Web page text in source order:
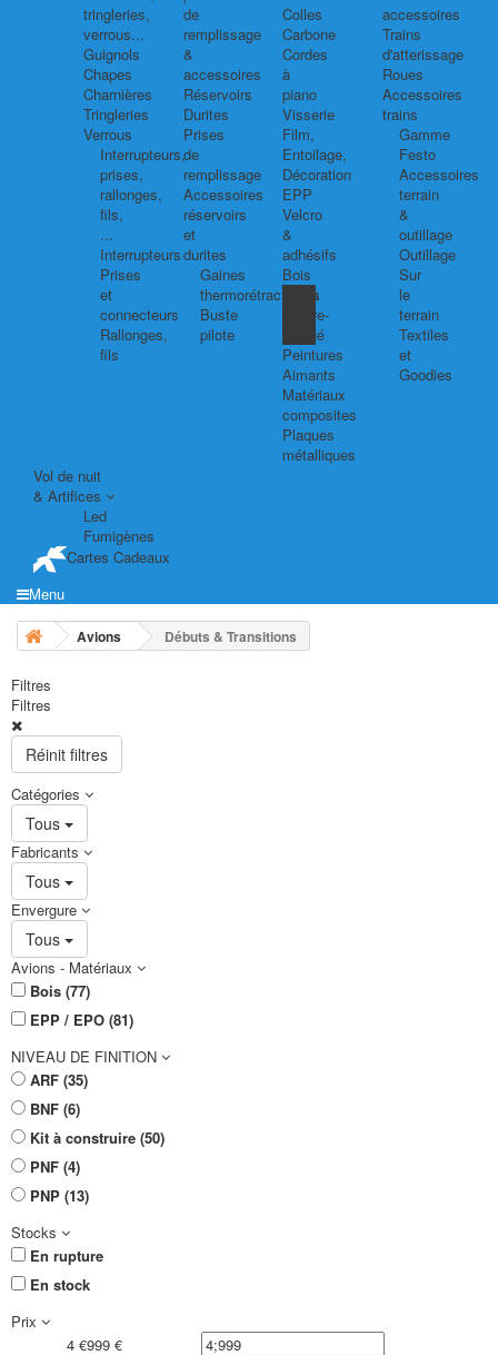
tringleries,
verrous...
Guignols
Chapes
Charnières
Tringleries
Verrous
Interrupteurs,
prises,
rallonges,
fils,
...
Interrupteurs
Prises
et
connecteurs
Rallonges,
fils
de
remplissage
&
accessoires
Réservoirs
Durites
Prises
de
remplissage
Accessoires
réservoirs
et
durites
Gaines
thermorétractables
Buste
pilote
Colles
Carbone
Cordes
à
piano
Visserie
Film,
Entoilage,
Décoration
EPP
Velcro
&
adhésifs
Bois
Balsa
Contre-
plaqué
Peintures
Aimants
Matériaux
composites
Plaques
métalliques
accessoires
Trains
d'atterissage
Roues
Accessoires
trains
Gamme
Festo
Accessoires
terrain
&
outillage
Outillage
Sur
le
terrain
Textiles
et
Goodies
Vol de nuit
& Artifices
Led
Fumigènes
Cartes Cadeaux
Menu
Avions Débuts & Transitions
Filtres
Filtres
Réinit filtres
Catégories
Tous
Fabricants
Tous
Envergure
Tous
Avions - Matériaux
Bois (77)
EPP / EPO (81)
NIVEAU DE FINITION
ARF (35)
BNF (6)
Kit à construire (50)
PNF (4)
PNP (13)
Stocks
En rupture
En stock
Prix
4 €999 €